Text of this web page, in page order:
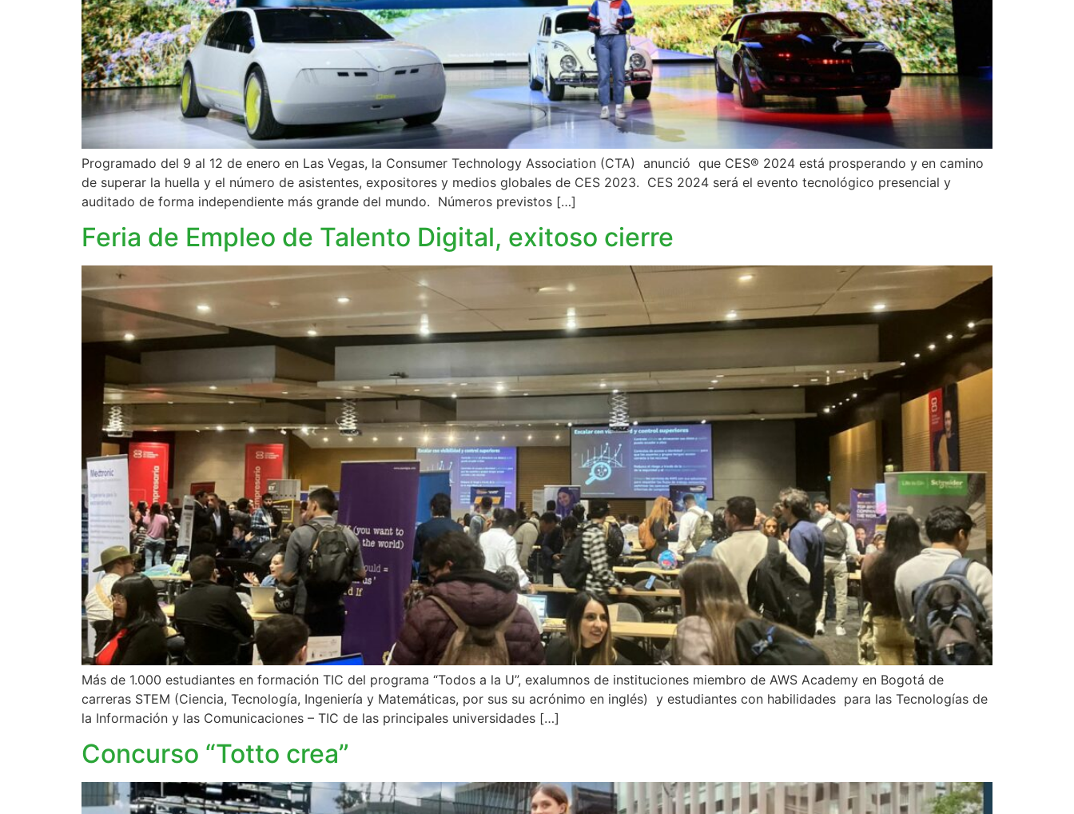
Programado del 9 al 12 de enero en Las Vegas, la Consumer Technology Association (CTA) anunció que CES® 2024 está prosperando y en camino
de superar la huella y el número de asistentes, expositores y medios globales de CES 2023. CES 2024 será el evento tecnológico presencial y
auditado de forma independiente más grande del mundo. Números previstos […]
Feria de Empleo de Talento Digital, exitoso cierre
Más de 1.000 estudiantes en formación TIC del programa “Todos a la U”, exalumnos de instituciones miembro de AWS Academy en Bogotá de
carreras STEM (Ciencia, Tecnología, Ingeniería y Matemáticas, por sus su acrónimo en inglés) y estudiantes con habilidades para las Tecnologías de
la Información y las Comunicaciones – TIC de las principales universidades […]
Concurso “Totto crea”